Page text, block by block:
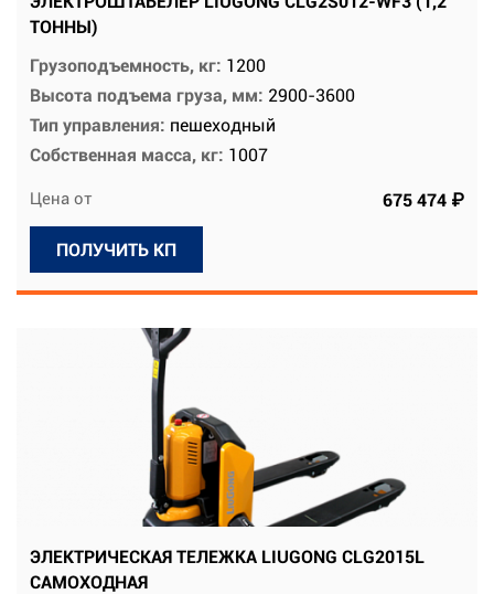
ТОННЫ)
Грузоподъемность, кг: 1200
Высота подъема груза, мм: 2900-3600
Тип управления: пешеходный
Собственная масса, кг: 1007
Цена от 675 474 ₽
ПОЛУЧИТЬ КП
ЭЛЕКТРИЧЕСКАЯ ТЕЛЕЖКА LIUGONG CLG2015L
САМОХОДНАЯ